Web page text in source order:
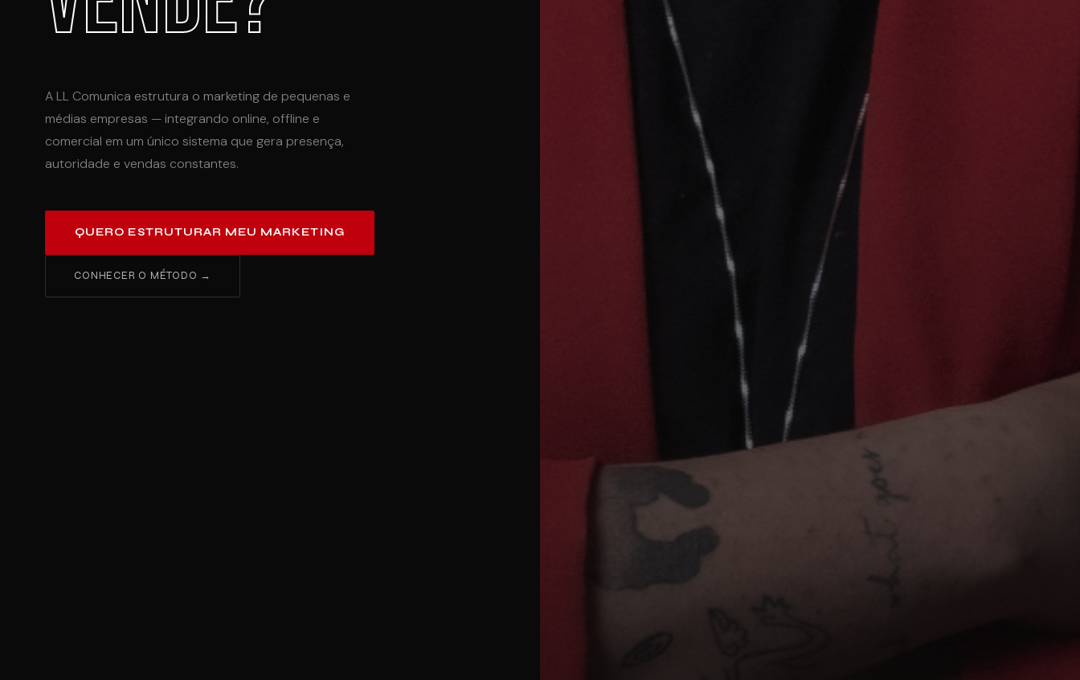
A LL Comunica estrutura o marketing de pequenas e
médias empresas — integrando online, offline e
comercial em um único sistema que gera presença,
autoridade e vendas constantes.
QUERO ESTRUTURAR MEU MARKETING
CONHECER O MÉTODO →